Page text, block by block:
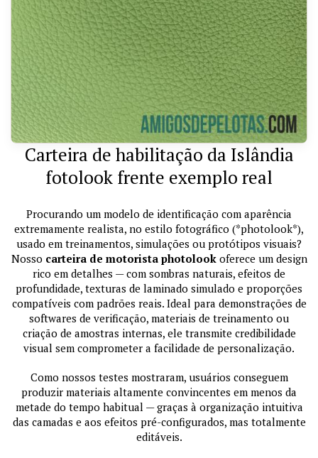
Carteira de habilitação da Islândia
fotolook frente exemplo real
Procurando um modelo de identificação com aparência
extremamente realista, no estilo fotográfico (*photolook*),
usado em treinamentos, simulações ou protótipos visuais?
Nosso carteira de motorista photolookoferece um design
rico em detalhes — com sombras naturais, efeitos de
profundidade, texturas de laminado simulado e proporções
compatíveis com padrões reais. Ideal para demonstrações de
softwares de verificação, materiais de treinamento ou
criação de amostras internas, ele transmite credibilidade
visual sem comprometer a facilidade de personalização.
Como nossos testes mostraram, usuários conseguem
produzir materiais altamente convincentes em menos da
metade do tempo habitual — graças à organização intuitiva
das camadas e aos efeitos pré-configurados, mas totalmente
editáveis.